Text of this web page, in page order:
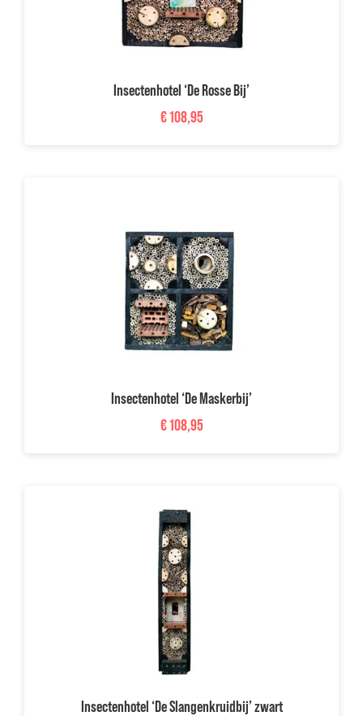
Insectenhotel ‘De Rosse Bij’
€108,95
Insectenhotel ‘De Maskerbij’
€108,95
Insectenhotel ‘De Slangenkruidbij’ zwart